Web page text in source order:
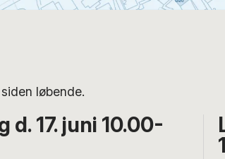
løbende.
d. 17. juni 10.00-